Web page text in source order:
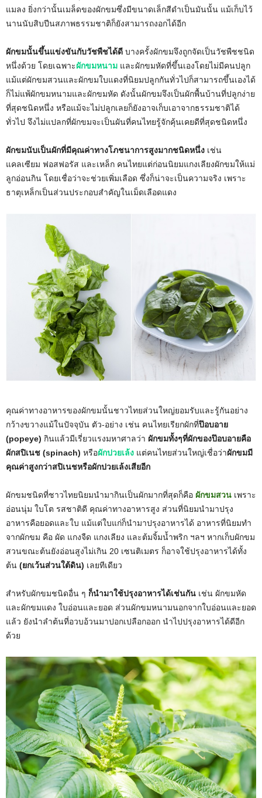
แมลง ยิ่งกว่านั้นเมล็ดของผักขมซึ่งมีขนาดเล็กสีดำเป็นมันนั้น แม้เก็บไว้
นานนับสิบปีนสภาพธรรมชาติก็ยังสามารถงอกได้อีก
ผักขมนั้นขึ้นแข่งขันกับวัชพืชได้ดี บางครั้งผักขมจึงถูกจัดเป็นวัชพืชชนิด
หนึ่งด้วย โดยเฉพาะผักขมหนาม และผักขมหัดที่ขึ้นเองโดยไม่มีคนปลูก
แม้แต่ผักขมสวนและผักขมใบแดงที่นิยมปลูกกันทั่วไปก็สามารถขึ้นเองได้
ก็ไม่แพ้ผักขมหนามและผักขมหัด ดังนั้นผักขมจึงเป็นผักพื้นบ้านที่ปลูกง่าย
ที่สุดชนิดหนึ่ง หรือแม้จะไม่ปลูกเลยก็ยังอาจเก็บเอาจากธรรมชาติได้
ทั่วไป จึงไม่แปลกที่ผักขมจะเป็นผันที่คนไทยรู้จักคุ้นเคยดีที่สุดชนิดหนึ่ง
ผักขมนับเป็นผักที่มีคุณค่าทางโภชนาการสูงมากชนิดหนึ่ง เช่น
แคลเซียม ฟอสฟอรัส และเหล็ก คนไทยแต่ก่อนนิยมแกงเลียงผักขมให้แม่
ลูกอ่อนกิน โดยเชื่อว่าจะช่วยเพิ่มเลือด ซึ่งก็น่าจะเป็นความจริง เพราะ
ธาตุเหล็กเป็นส่วนประกอบสำคัญในเม็ดเลือดแดง
คุณค่าทางอาหารของผักขมนั้นชาวไทยส่วนใหญ่ยอมรับและรู้กันอย่าง
กว้างขวางแม้ในปัจจุบัน ตัว-อย่าง เช่น คนไทยเรียกผักที่ป๊อบอาย
(popeye) กินแล้วมีเรี่ยวแรงมหาศาลว่า ผักขมทั้งๆที่ผักของป๊อบอายคือ
ผักสปิเนช (spinach) หรือผักปวยเล้ง แต่คนไทยส่วนใหญ่เชื่อว่าผักขมมี
คุณค่าสูงกว่าสปิเนชหรือผักปวยเล้งเสียอีก
ผักขมชนิดที่ชาวไทยนิยมนำมากินเป็นผักมากที่สุดก็คือ ผักขมสวน เพราะ
อ่อนนุ่ม ใบโต รสชาติดี คุณค่าทางอาหารสูง ส่วนที่นิยมนำมาปรุง
อาหารคือยอดและใบ แม้แต่ใบแก่ก็นำมาปรุงอาหารได้ อาหารที่นิยมทำ
จากผักขม คือ ผัด แกงจืด แกงเลียง และต้มจิ้มน้ำพริก ฯลฯ หากเก็บผักขม
สวนขณะต้นยังอ่อนสูงไม่เกิน 20 เซนติเมตร ก็อาจใช้ปรุงอาหารได้ทั้ง
ต้น (ยกเว้นส่วนใต้ดิน) เลยทีเดียว
สำหรับผักขมชนิดอื่น ๆ ก็นำมาใช้ปรุงอาหารได้เช่นกัน เช่น ผักขมหัด
และผักขมแดง ใบอ่อนและยอด ส่วนผักขมหนามนอกจากใบอ่อนและยอด
แล้ว ยังนำลำต้นที่อวบอ้วนมาปอกเปลือกออก นำไปปรุงอาหารได้ดีอีก
ด้วย